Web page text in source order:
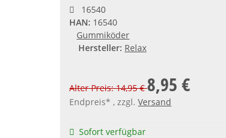
16540
HAN: 16540
Gummiköder
Hersteller: Relax
Alter Preis: 14,95 €8,95 €
Endpreis* , zzgl.Versand
Sofort verfügbar